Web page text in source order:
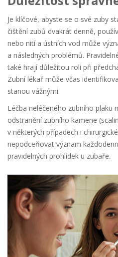
Je klíčové, abyste se o své zuby
čištění zubů dvakrát denně,
nebo nití a ústních vod může
a následných problémů.
také hrají důležitou roli při
Zubní lékař může včas
stanou vážnými.
Léčba neléčeného zubního
odstranění zubního kamene
v některých případech i
nepodceňovat význam
pravidelných prohlídek u zubaře.